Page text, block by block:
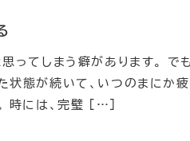
ってしまう癖があります。 で
状態が続いて、いつのまにか疲
時には、完璧 […]